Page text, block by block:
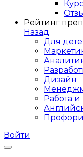
Рейтинг
Назад
Для
Дизайн
Работа и
Войти